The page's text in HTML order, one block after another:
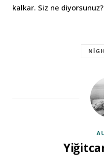
kalkar. Siz ne diyorsunuz?